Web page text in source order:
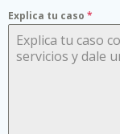
Explica tu caso *